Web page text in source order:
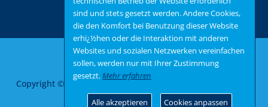
Copyright © 2026 AfD Zweibrücken
FameThemes
sind und stets gesetzt werden. Andere Cookies,
die den Komfort bei Benutzung dieser Website
erhï¿½hen oder die Interaktion mit anderen
Websites und sozialen Netzwerken vereinfachen
sollen, werden nur mit Ihrer Zustimmung
gesetzt.Mehr erfahren
Alle akzeptieren Cookies anpassen